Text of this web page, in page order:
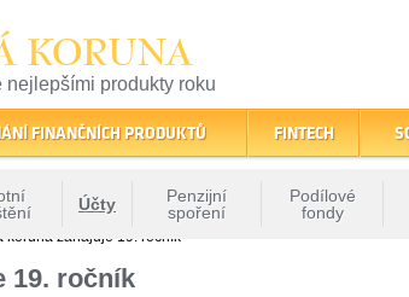
KORUNA
nejlepšími produkty roku
a kvality na finančním trhu
FINANČNÍCH PRODUKTŮ FINTECH
Účty
Penzijní
spoření
Podílové
fondy
koruna zahajuje 19. ročník
19. ročník